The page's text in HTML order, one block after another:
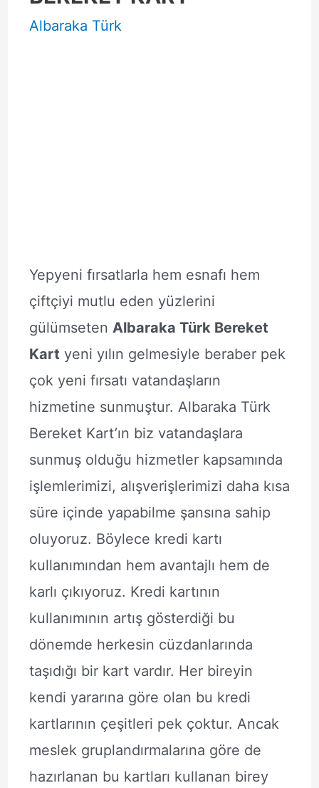
Albaraka Türk
Yepyeni fırsatlarla hem esnafı hem
çiftçiyi mutlu eden yüzlerini
gülümseten Albaraka Türk Bereket
Kart yeni yılın gelmesiyle beraber pek
çok yeni fırsatı vatandaşların
hizmetine sunmuştur. Albaraka Türk
Bereket Kart’ın biz vatandaşlara
sunmuş olduğu hizmetler kapsamında
işlemlerimizi, alışverişlerimizi daha kısa
süre içinde yapabilme şansına sahip
oluyoruz. Böylece kredi kartı
kullanımından hem avantajlı hem de
karlı çıkıyoruz. Kredi kartının
kullanımının artış gösterdiği bu
dönemde herkesin cüzdanlarında
taşıdığı bir kart vardır. Her bireyin
kendi yararına göre olan bu kredi
kartlarının çeşitleri pek çoktur. Ancak
meslek gruplandırmalarına göre de
hazırlanan bu kartları kullanan birey